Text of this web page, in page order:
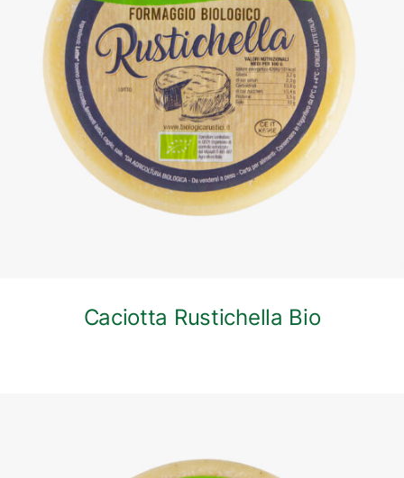
DETTAGLI
Caciotta Rustichella Bio